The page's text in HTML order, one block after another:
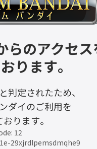
らのアクセス
ります。
判定されたため、
ダイのご利用を
ります。
12
29xjrdlpemsdmqhe9